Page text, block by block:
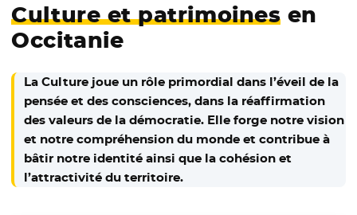
Culture et patrimoines en
Occitanie
La Culture joue un rôle primordial dans l’éveil de la
pensée et des consciences, dans la réaffirmation
des valeurs de la démocratie. Elle forge notre vision
et notre compréhension du monde et contribue à
bâtir notre identité ainsi que la cohésion et
l’attractivité du territoire.